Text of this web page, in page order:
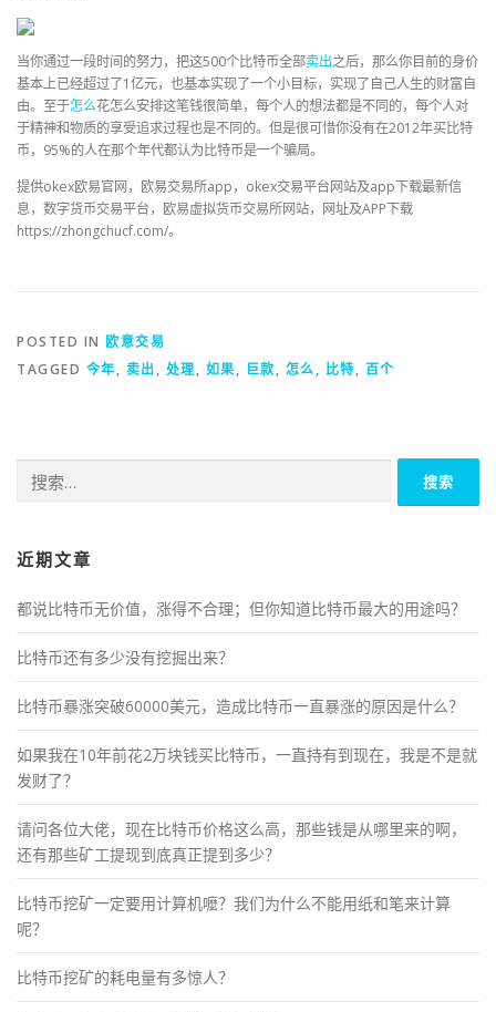
当你通过一段时间的努力，把这500个比特币全部卖出之后，那么你目前的身价
基本上已经超过了1亿元，也基本实现了一个小目标，实现了自己人生的财富自
由。至于怎么花怎么安排这笔钱很简单，每个人的想法都是不同的，每个人对
于精神和物质的享受追求过程也是不同的。但是很可惜你没有在2012年买比特
币，95%的人在那个年代都认为比特币是一个骗局。
提供okex欧易官网，欧易交易所app，okex交易平台网站及app下载最新信
息，数字货币交易平台，欧易虚拟货币交易所网站，网址及APP下载
https://zhongchucf.com/。
POSTED IN 欧意交易
TAGGED 今年, 卖出, 处理, 如果, 巨款, 怎么, 比特, 百个
索：
近期文章
都说比特币无价值，涨得不合理；但你知道比特币最大的用途吗？
比特币还有多少没有挖掘出来？
比特币暴涨突破60000美元，造成比特币一直暴涨的原因是什么？
如果我在10年前花2万块钱买比特币，一直持有到现在，我是不是就
发财了？
请问各位大佬，现在比特币价格这么高，那些钱是从哪里来的啊，
还有那些矿工提现到底真正提到多少？
比特币挖矿一定要用计算机嚒？我们为什么不能用纸和笔来计算
呢？
比特币挖矿的耗电量有多惊人？